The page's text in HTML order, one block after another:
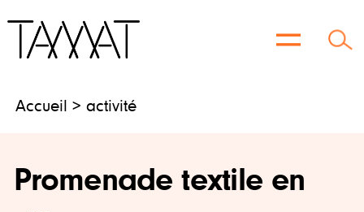
Aller
Accueil > activité
Promenade textile en